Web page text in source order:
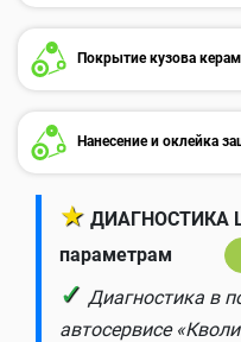
Покрытие кузова
Нанесение и оклейка
★ ДИАГНОСТИКА
параметрам
✓ Диагностика в
автосервисе